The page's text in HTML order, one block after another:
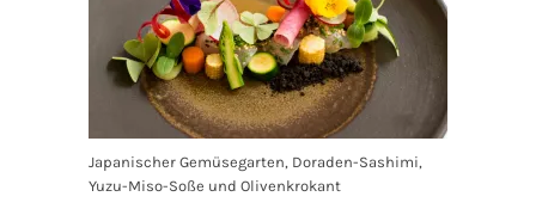
Japanischer Gemüsegarten, Doraden-Sashimi,
Yuzu-Miso-Soße und Olivenkrokant